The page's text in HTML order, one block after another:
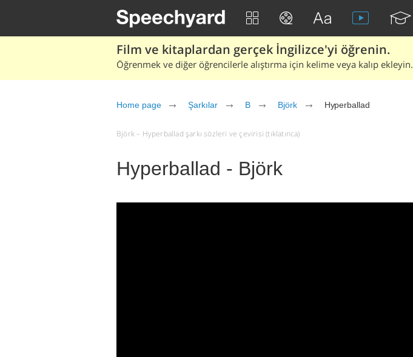
Film ve kitaplardan gerçek İngilizce'yi öğrenin.
Öğrenmek ve diğer öğrencilerle alıştırma için kelime veya kalıp ekleyin.
Home page Şarkılar B Björk Hyperballad
Björk – Hyperballad şarkı sözleri ve çevirisi (tıklatınca)
Hyperballad - Björk